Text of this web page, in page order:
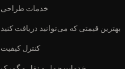
خدمات طراحی
بهترین قیمتی که می‌توانید دریافت کنید
کنترل کیفیت